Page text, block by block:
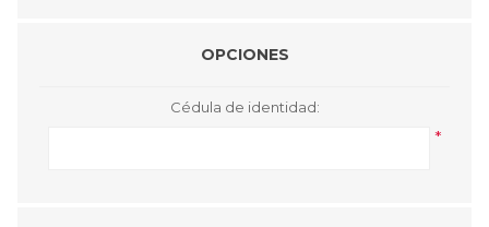
OPCIONES
Cédula de identidad:
*